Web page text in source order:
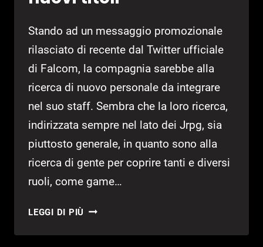
Stando ad un messaggio promozionale
rilasciato di recente dal Twitter ufficiale
di Falcom, la compagnia sarebbe alla
ricerca di nuovo personale da integrare
nel suo staff. Sembra che la loro ricerca,
indirizzata sempre nel lato dei Jrpg, sia
piuttosto generale, in quanto sono alla
ricerca di gente per coprire tanti e diversi
ruoli, come game…
LEGGI DI PIÙ FALCOM
RICERCA